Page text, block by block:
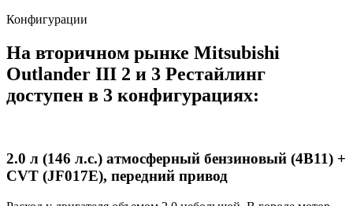
Конфигурации
На вторичном рынке Mitsubishi
Outlander III 2 и 3 Рестайлинг
доступен в 3 конфигурациях:
2.0 л (146 л.с.) атмосферный бензиновый (4B11) +
CVT (JF017E), передний привод